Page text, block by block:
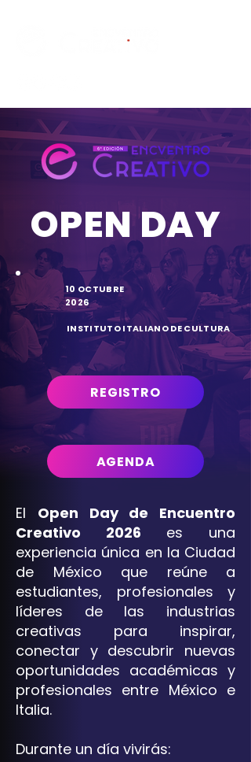
OPEN DAY
10 OCTUBRE
2026
INSTITUTO ITALIANO DE CULTURA
REGISTRO
AGENDA
El Open Day de Encuentro
Creativo 2026 es una
experiencia única en la Ciudad
de México que reúne a
estudiantes, profesionales y
líderes de las industrias
creativas para inspirar,
conectar y descubrir nuevas
oportunidades académicas y
profesionales entre México e
Italia.
Durante un día vivirás: